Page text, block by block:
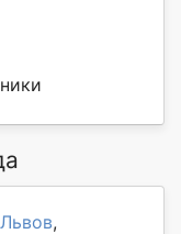
Львов,